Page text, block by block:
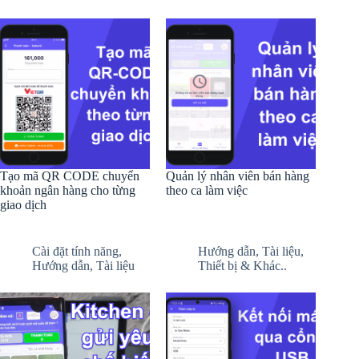
Tạo mã QR CODE chuyển
khoản ngân hàng cho từng
giao dịch
Quản lý nhân viên bán hàng
theo ca làm việc
Cài đặt tính năng,
Hướng dẫn, Tài liệu
Hướng dẫn,Tài liệu,
Thiết bị & Khác..